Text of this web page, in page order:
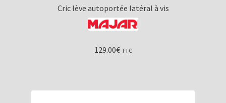
Cric lève autoportée latéral à vis
129.00€ TTC